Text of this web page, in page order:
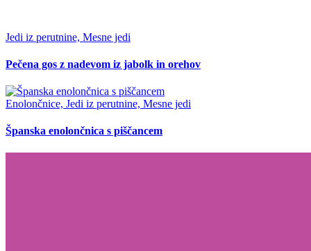
Jedi iz perutnine, Mesne jedi
Pečena gos z nadevom iz jabolk in orehov
Enolončnice, Jedi iz perutnine, Mesne jedi
Španska enolončnica s piščancem